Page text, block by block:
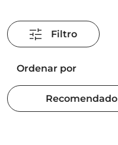
Filtro
Ordenar por
Recomendado